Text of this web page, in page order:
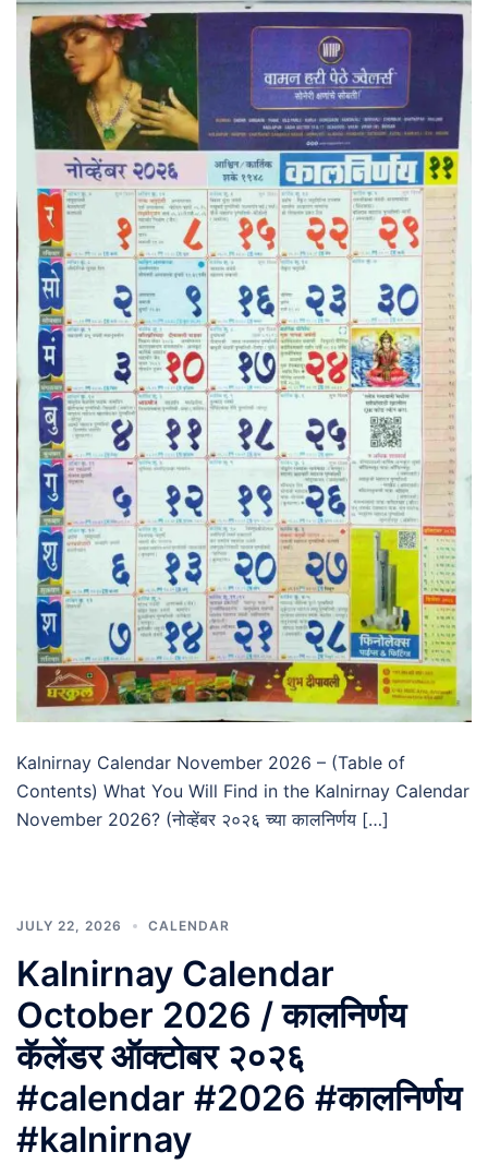
Kalnirnay Calendar November 2026 – (Table of
Contents) What You Will Find in the Kalnirnay Calendar
November 2026? (नोव्हेंबर २०२६ च्या कालनिर्णय […]
JULY 22, 2026 CALENDAR
Kalnirnay Calendar
October 2026 / कालनिर्णय
कॅलेंडर ऑक्टोबर २०२६
#calendar #2026 #कालनिर्णय
#kalnirnay